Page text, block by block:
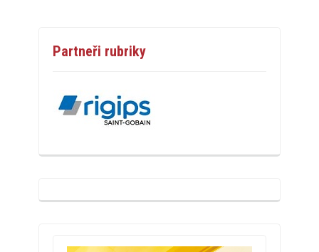
Partneři rubriky